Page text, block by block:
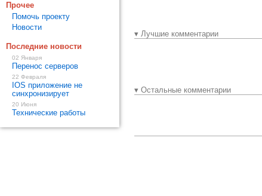
▾ Лучшие комментарии
▾ Остальные комментарии
Прочее
Помочь проекту
Новости
Последние новости
02 Января
Перенос серверов
22 Февраля
IOS приложение не
синхронизирует
20 Июня
Технические работы